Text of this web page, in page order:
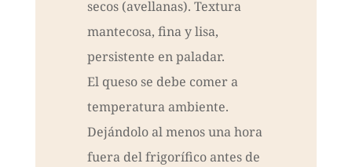
secos (avellanas). Textura
mantecosa, fina y lisa,
persistente en paladar.
El queso se debe comer a
temperatura ambiente.
Dejándolo al menos una hora
fuera del frigorífico antes de